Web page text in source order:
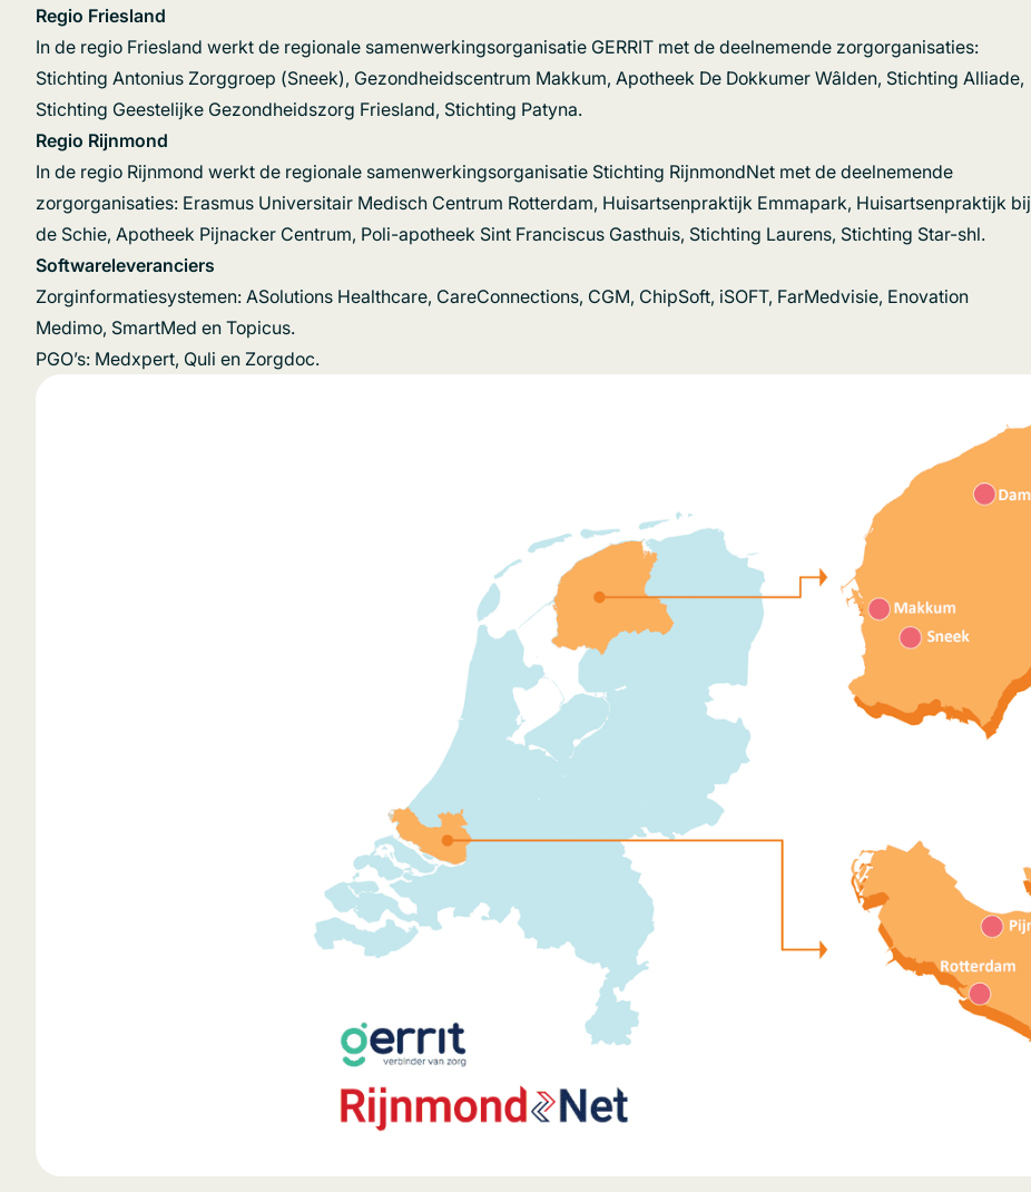
Regio Friesland
In de regio Friesland werkt de regionale samenwerkingsorganisatie GERRIT met de deelnemende zorgorganisaties:
Stichting Antonius Zorggroep (Sneek), Gezondheidscentrum Makkum, Apotheek De Dokkumer Wâlden, Stichting Alliade,
Stichting Geestelijke Gezondheidszorg Friesland, Stichting Patyna.
Regio Rijnmond
In de regio Rijnmond werkt de regionale samenwerkingsorganisatie Stichting RijnmondNet met de deelnemende
zorgorganisaties: Erasmus Universitair Medisch Centrum Rotterdam, Huisartsenpraktijk Emmapark, Huisartsenpraktijk bij
de Schie, Apotheek Pijnacker Centrum, Poli-apotheek Sint Franciscus Gasthuis, Stichting Laurens, Stichting Star-shl.
Softwareleveranciers
Zorginformatiesystemen: ASolutions Healthcare, CareConnections, CGM, ChipSoft, iSOFT, FarMedvisie, Enovation
Medimo, SmartMed en Topicus.
PGO’s: Medxpert, Quli en Zorgdoc.